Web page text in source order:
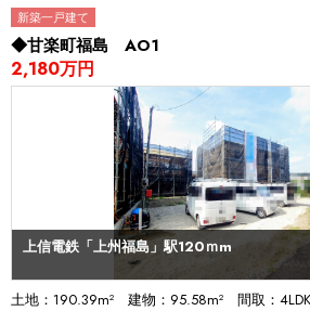
新築一戸建て
◆甘楽町福島 AO1
2,180万円
上信電鉄「上州福島」駅120ｍm
土地：190.39m² 建物：95.58m² 間取：